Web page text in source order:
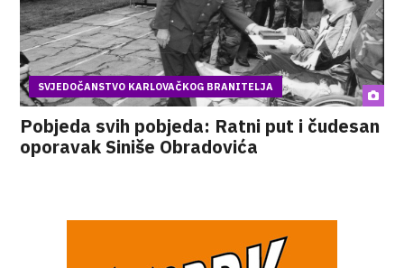
SVJEDOČANSTVO KARLOVAČKOG BRANITELJA
Pobjeda svih pobjeda: Ratni put i čudesan
oporavak Siniše Obradovića